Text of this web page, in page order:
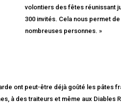
volontiers des fêtes réunissant
300 invités. Cela nous permet
nombreuses personnes. »
ont peut-être déjà goûté les pâtes
à des traiteurs et même aux Diables